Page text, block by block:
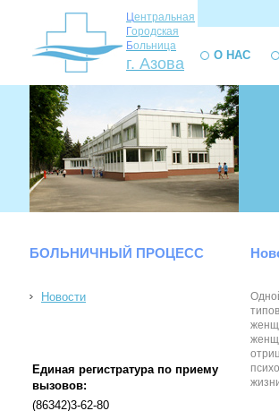
Центральная
Городская
Больница
г. Азова О НАС
БОЛЬНИЧНЫЙ ПРОЦЕСС
Новости
Единая регистратура по приему
вызовов:
(86342)3-62-80